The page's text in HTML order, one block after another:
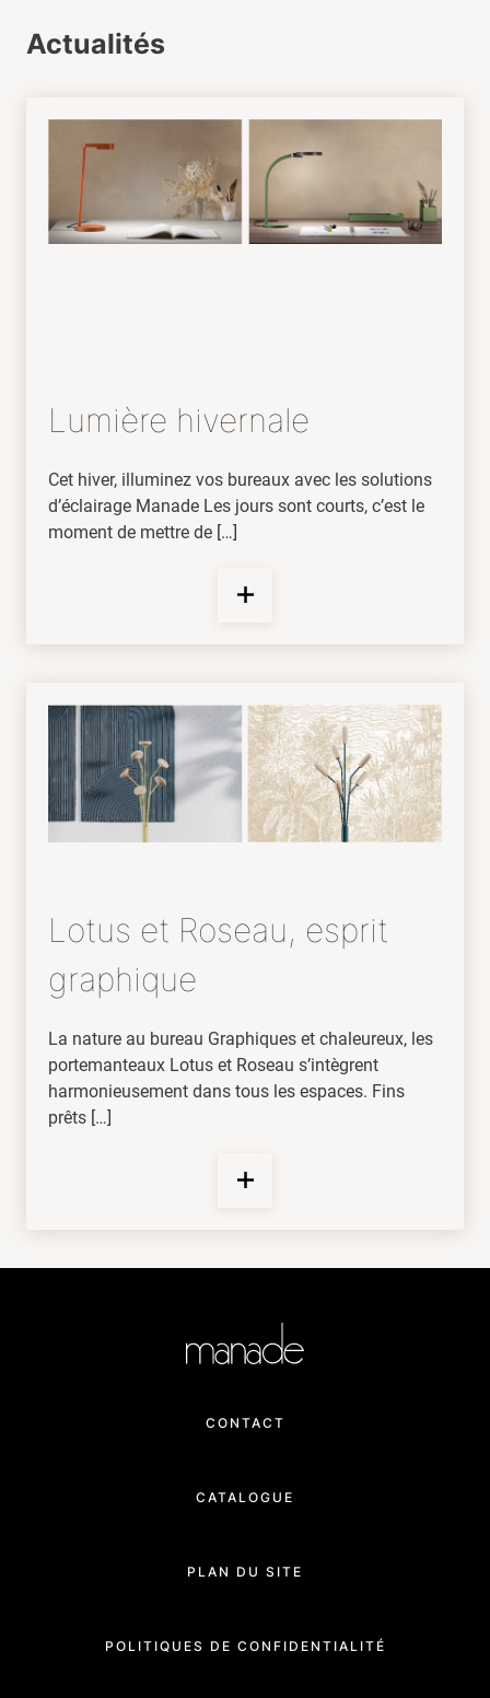
Actualités
Lumière hivernale
Cet hiver, illuminez vos bureaux avec les solutions
d’éclairage Manade Les jours sont courts, c’est le
moment de mettre de […]
Lotus et Roseau, esprit
graphique
La nature au bureau Graphiques et chaleureux, les
portemanteaux Lotus et Roseau s’intègrent
harmonieusement dans tous les espaces. Fins
prêts […]
CONTACT
CATALOGUE
PLAN DU SITE
POLITIQUES DE CONFIDENTIALITÉ